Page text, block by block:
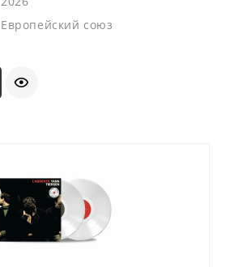
Европейский союз